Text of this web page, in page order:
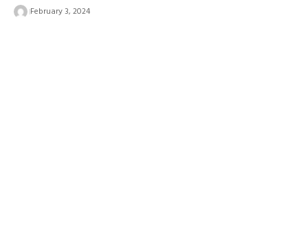
February 3, 2024